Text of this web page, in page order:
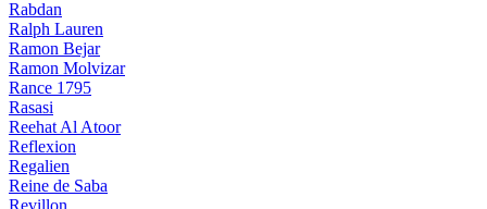
Rabdan
Ralph Lauren
Ramon Bejar
Ramon Molvizar
Rance 1795
Rasasi
Reehat Al Atoor
Reflexion
Regalien
Reine de Saba
Revillon